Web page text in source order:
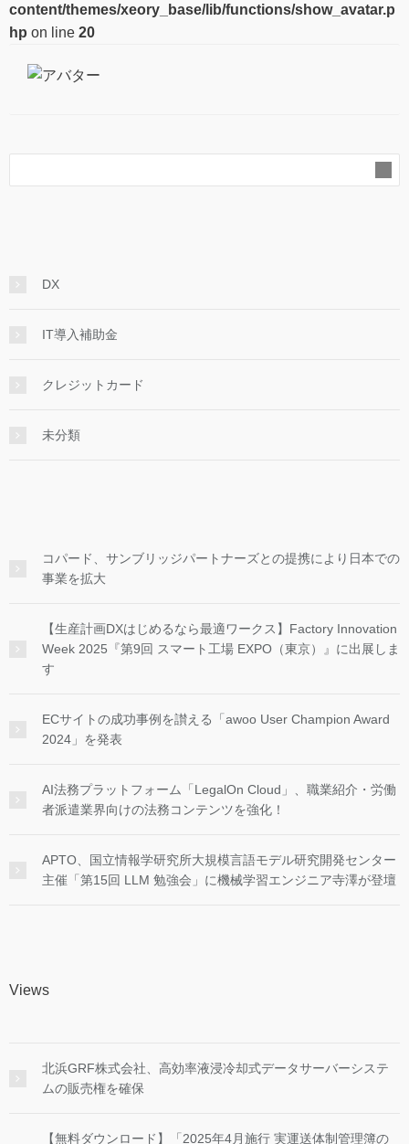
content/themes/xeory_base/lib/functions/show_avatar.p
hp on line 20
DX
IT導入補助金
クレジットカード
未分類
コパード、サンブリッジパートナーズとの提携により日本での
事業を拡大
【生産計画DXはじめるなら最適ワークス】Factory Innovation
Week 2025『第9回 スマート工場 EXPO（東京）』に出展しま
す
ECサイトの成功事例を讃える「awoo User Champion Award
2024」を発表
AI法務プラットフォーム「LegalOn Cloud」、職業紹介・労働
者派遣業界向けの法務コンテンツを強化！
APTO、国立情報学研究所大規模言語モデル研究開発センター
主催「第15回 LLM 勉強会」に機械学習エンジニア寺澤が登壇
Views
北浜GRF株式会社、高効率液浸冷却式データサーバーシステ
ムの販売権を確保
【無料ダウンロード】「2025年4月施行 実運送体制管理簿の